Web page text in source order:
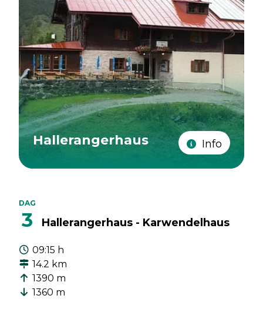
Hallerangerhaus Info
DAG
3 Hallerangerhaus - Karwendelhaus
09:15 h
14.2 km
1390 m
1360 m